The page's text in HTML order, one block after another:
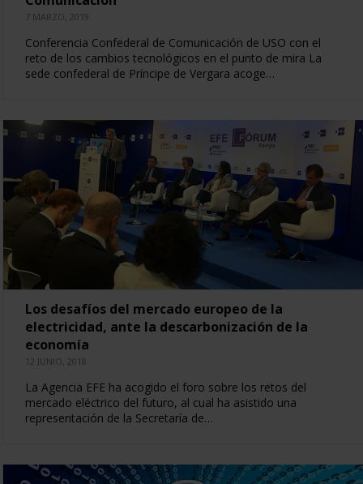
7 MARZO, 2019
Conferencia Confederal de Comunicación de USO con el
reto de los cambios tecnológicos en el punto de mira La
sede confederal de Príncipe de Vergara acoge…
Los desafíos del mercado europeo de la
electricidad, ante la descarbonización de la
economía
12 JUNIO, 2018
La Agencia EFE ha acogido el foro sobre los retos del
mercado eléctrico del futuro, al cual ha asistido una
representación de la Secretaría de…